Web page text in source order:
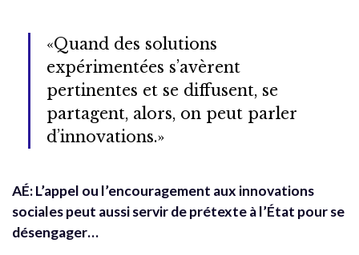
«Quand des solutions
expérimentées s’avèrent
pertinentes et se diffusent, se
partagent, alors, on peut parler
d’innovations.»
AÉ: L’appel ou l’encouragement aux innovations
sociales peut aussi servir de prétexte à l’État pour se
désengager…